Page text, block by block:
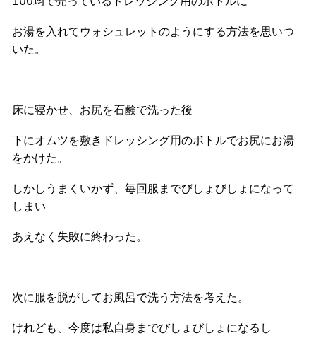
お湯を入れてウォシュレットのようにする方法を思いつ
いた。
床に寝かせ、お尻を石鹸で洗った後
下にオムツを敷きドレッシング用のボトルでお尻にお湯
をかけた。
しかしうまくいかず、毎回服までびしょびしょになって
しまい
あえなく失敗に終わった。
次に服を脱がしてお風呂で洗う方法を考えた。
けれども、今度は私自身までびしょびしょになるし